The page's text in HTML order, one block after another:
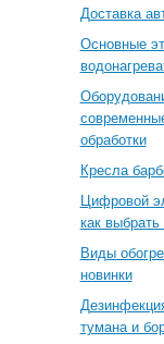
Доставка
Основные
обработки
Кресла
Цифровой
как
Виды
новинки
тумана и